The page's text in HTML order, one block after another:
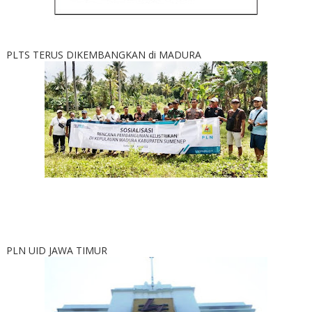
PLTS TERUS DIKEMBANGKAN di MADURA
PLN UID JAWA TIMUR